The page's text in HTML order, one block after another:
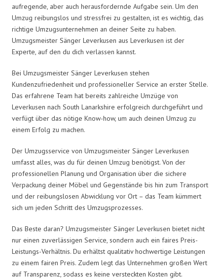
aufregende, aber auch herausfordernde Aufgabe sein. Um den
Umzug reibungslos und stressfrei zu gestalten, ist es wichtig, das
richtige Umzugsunternehmen an deiner Seite zu haben.
Umzugsmeister Sänger Leverkusen aus Leverkusen ist der
Experte, auf den du dich verlassen kannst.
Bei Umzugsmeister Sänger Leverkusen stehen
Kundenzufriedenheit und professioneller Service an erster Stelle.
Das erfahrene Team hat bereits zahlreiche Umzüge von
Leverkusen nach South Lanarkshire erfolgreich durchgeführt und
verfügt über das nötige Know-how, um auch deinen Umzug zu
einem Erfolg zu machen.
Der Umzugsservice von Umzugsmeister Sänger Leverkusen
umfasst alles, was du für deinen Umzug benötigst. Von der
professionellen Planung und Organisation über die sichere
Verpackung deiner Möbel und Gegenstände bis hin zum Transport
und der reibungslosen Abwicklung vor Ort – das Team kümmert
sich um jeden Schritt des Umzugsprozesses.
Das Beste daran? Umzugsmeister Sänger Leverkusen bietet nicht
nur einen zuverlässigen Service, sondern auch ein faires Preis-
Leistungs-Verhältnis. Du erhältst qualitativ hochwertige Leistungen
zu einem fairen Preis. Zudem legt das Unternehmen großen Wert
auf Transparenz, sodass es keine versteckten Kosten gibt.